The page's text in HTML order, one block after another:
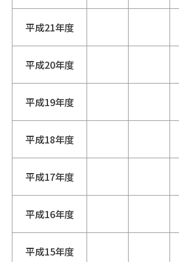
平成21年度
平成20年度
平成19年度
平成18年度
平成17年度
平成16年度
平成15年度